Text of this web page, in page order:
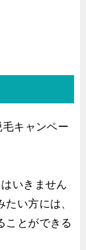
キャンペー
いきません
い方には、
ことができる